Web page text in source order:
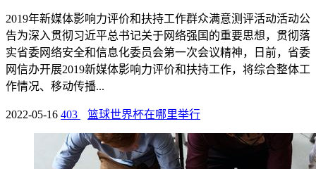
2019年新媒体影响力评价和扶持工作群众满意测评活动活动公
告为深入贯彻习近平总书记关于网络强国的重要思想，贯彻落
实省委网络安全和信息化委员会第一次会议精神，日前，省委
网信办开展2019新媒体影响力评价和扶持工作，将综合整体工
作情况、移动传播...
2022-05-16 403 篮球世界杯在哪里举行